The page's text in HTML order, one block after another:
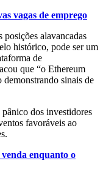
vagas de emprego
alavancadas
histórico, pode ser um
de
que “o Ethereum
demonstrando sinais de
dos investidores
favoráveis ao
enquanto o